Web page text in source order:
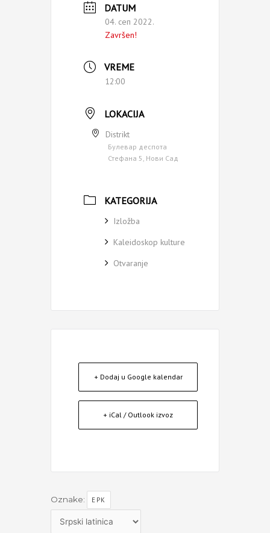
DATUM
04. сеп 2022.
Završen!
VREME
12:00
LOKACIJA
Distrikt
Булевар деспота
Стефана 5, Нови Сад
KATEGORIJA
Izložba
Kaleidoskop kulture
Otvaranje
+ Dodaj u Google kalendar
+ iCal / Outlook izvoz
Oznake: EPK